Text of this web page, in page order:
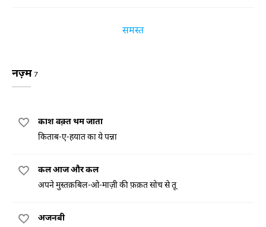
समस्त
नज़्म 7
काश वक़्त थम जाता
किताब-ए-हयात का ये पन्ना
कल आज और कल
अपने मुस्तक़बिल-ओ-माज़ी की फ़क़त सोच से तू
अजनबी